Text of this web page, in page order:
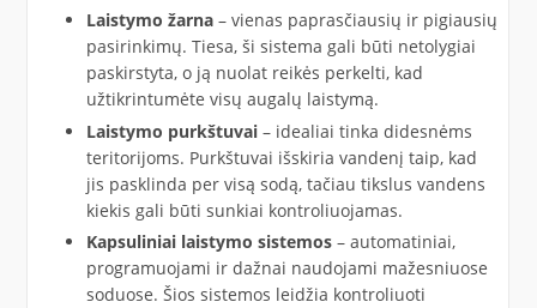
Laistymo žarna– vienas paprasčiausių ir pigiausių
pasirinkimų. Tiesa, ši sistema gali būti netolygiai
paskirstyta, o ją nuolat reikės perkelti, kad
užtikrintumėte visų augalų laistymą.
Laistymo purkštuvai– idealiai tinka didesnėms
teritorijoms. Purkštuvai išskiria vandenį taip, kad
jis pasklinda per visą sodą, tačiau tikslus vandens
kiekis gali būti sunkiai kontroliuojamas.
Kapsuliniai laistymo sistemos– automatiniai,
programuojami ir dažnai naudojami mažesniuose
soduose. Šios sistemos leidžia kontroliuoti